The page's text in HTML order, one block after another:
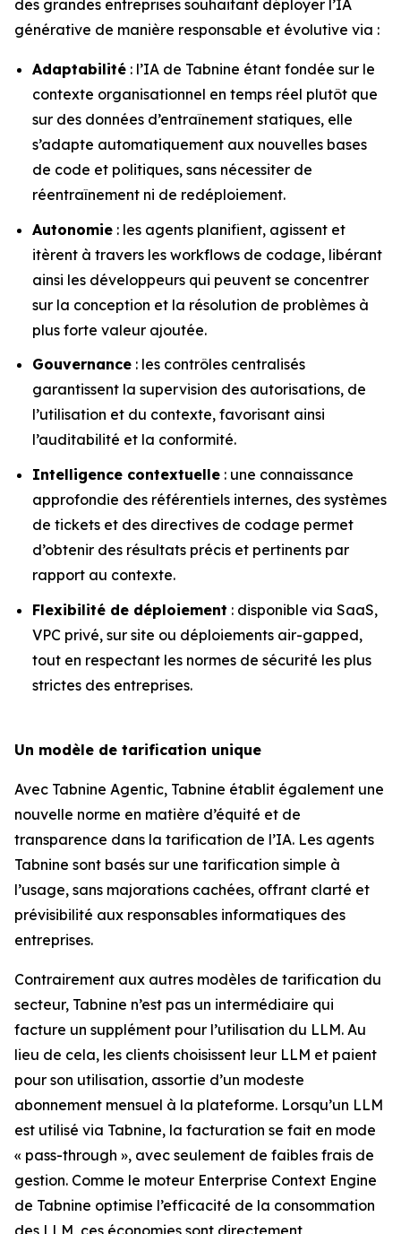
des grandes entreprises souhaitant déployer l’IA
générative de manière responsable et évolutive via :
Adaptabilité : l’IA de Tabnine étant fondée sur le
contexte organisationnel en temps réel plutôt que
sur des données d’entraînement statiques, elle
s’adapte automatiquement aux nouvelles bases
de code et politiques, sans nécessiter de
réentraînement ni de redéploiement.
Autonomie : les agents planifient, agissent et
itèrent à travers les workflows de codage, libérant
ainsi les développeurs qui peuvent se concentrer
sur la conception et la résolution de problèmes à
plus forte valeur ajoutée.
Gouvernance : les contrôles centralisés
garantissent la supervision des autorisations, de
l’utilisation et du contexte, favorisant ainsi
l’auditabilité et la conformité.
Intelligence contextuelle : une connaissance
approfondie des référentiels internes, des systèmes
de tickets et des directives de codage permet
d’obtenir des résultats précis et pertinents par
rapport au contexte.
Flexibilité de déploiement : disponible via SaaS,
VPC privé, sur site ou déploiements air-gapped,
tout en respectant les normes de sécurité les plus
strictes des entreprises.
Un modèle de tarification unique
Avec Tabnine Agentic, Tabnine établit également une
nouvelle norme en matière d’équité et de
transparence dans la tarification de l’IA. Les agents
Tabnine sont basés sur une tarification simple à
l’usage, sans majorations cachées, offrant clarté et
prévisibilité aux responsables informatiques des
entreprises.
Contrairement aux autres modèles de tarification du
secteur, Tabnine n’est pas un intermédiaire qui
facture un supplément pour l’utilisation du LLM. Au
lieu de cela, les clients choisissent leur LLM et paient
pour son utilisation, assortie d’un modeste
abonnement mensuel à la plateforme. Lorsqu’un LLM
est utilisé via Tabnine, la facturation se fait en mode
« pass-through », avec seulement de faibles frais de
gestion. Comme le moteur Enterprise Context Engine
de Tabnine optimise l’efficacité de la consommation
des LLM, ces économies sont directement